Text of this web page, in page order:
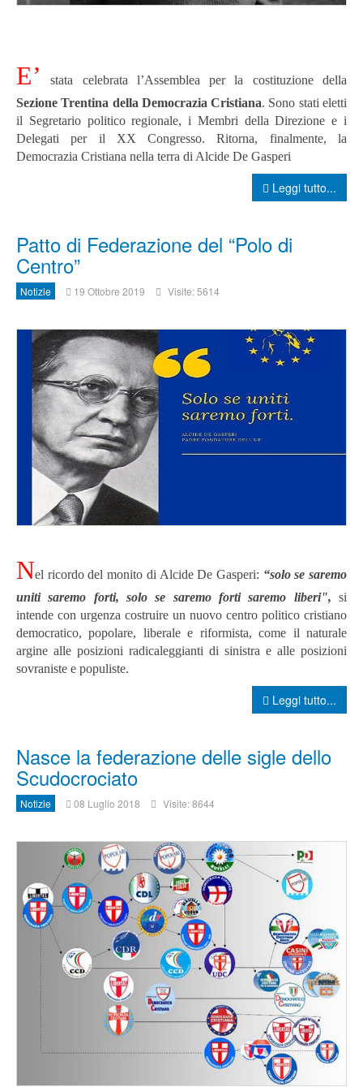
E’
stata celebrata l’Assemblea per la costituzione della
Sezione Trentina della Democrazia Cristiana. Sono stati eletti
il Segretario politico regionale, i Membri della Direzione e i
Delegati per il XX Congresso. Ritorna, finalmente, la
Democrazia Cristiana nella terra di Alcide De Gasperi
Leggi tutto...
Patto di Federazione del “Polo di
Centro”
Notizie 19 Ottobre 2019 Visite: 5614
Nel ricordo del monito di Alcide De Gasperi: “solo se saremo
uniti saremo forti, solo se saremo forti saremo liberi", si
intende con urgenza costruire un nuovo centro politico cristiano
democratico, popolare, liberale e riformista, come il naturale
argine alle posizioni radicaleggianti di sinistra e alle posizioni
sovraniste e populiste.
Leggi tutto...
Nasce la federazione delle sigle dello
Scudocrociato
Notizie 08 Luglio 2018 Visite: 8644